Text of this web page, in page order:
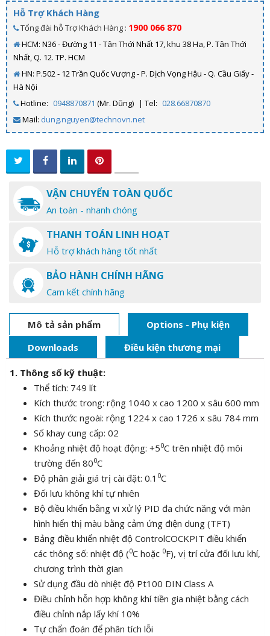
Hỗ Trợ Khách Hàng
Tổng đài hỗ Trợ Khách Hàng : 1900 066 870
HCM: N36 - Đường 11 - Tân Thới Nhất 17, khu 38 Ha, P. Tân Thới
Nhất, Q. 12. TP. HCM
HN: P.502 - 12 Trần Quốc Vượng - P. Dịch Vọng Hậu - Q. Cầu Giấy -
Hà Nội
Hotline: 0948870871 (Mr. Dũng) | Tel: 028.66870870
Mail: dung.nguyen@technovn.net
VẬN CHUYỂN TOÀN QUỐC
An toàn - nhanh chóng
THANH TOÁN LINH HOẠT
Hỗ trợ khách hàng tốt nhất
BẢO HÀNH CHÍNH HÃNG
Cam kết chính hãng
Mô tả sản phẩm
Options - Phụ kiện
Downloads
Điều kiện thương mại
1. Thông số kỹ thuật:
Thể tích: 749 lít
Kích thước trong: rộng 1040 x cao 1200 x sâu 600 mm
Kích thước ngoài: rộng 1224 x cao 1726 x sâu 784 mm
Số khay cung cấp: 02
Khoảng nhiệt độ hoạt động: +50C trên nhiệt độ môi
trường đến 800C
Độ phân giải giá trị cài đặt: 0.1 0C
Đối lưu không khí tự nhiên
Bộ điều khiển bằng vi xử lý PID đa chức năng với màn
hình hiển thị màu bằng cảm ứng điện dung (TFT)
Bảng điều khiển nhiệt độ ControlCOCKPIT điều khiển
các thông số: nhiệt độ (0C hoặc 0F), vị trí cửa đối lưu khí,
chương trình thời gian
Sử dụng đầu dò nhiệt độ Pt100 DIN Class A
Điều chỉnh hỗn hợp không khí tiền gia nhiệt bằng cách
điều chỉnh nắp lấy khí 10%
Tự chẩn đoán để phân tích lỗi